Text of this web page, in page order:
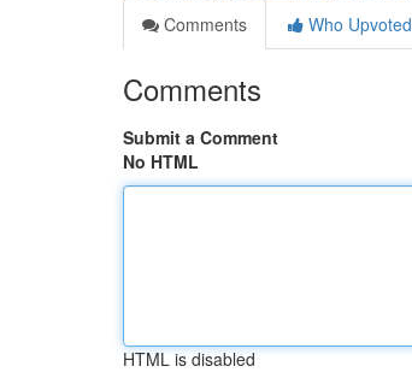
Comments
Who Upvoted
Comments
Submit a Comment
No HTML
HTML is disabled